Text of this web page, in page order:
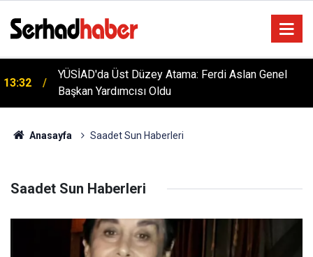
13:32
YÜSİAD'da Üst Düzey Atama: Ferdi Aslan Genel
Başkan Yardımcısı Oldu
Anasayfa Saadet Sun Haberleri
Saadet Sun Haberleri